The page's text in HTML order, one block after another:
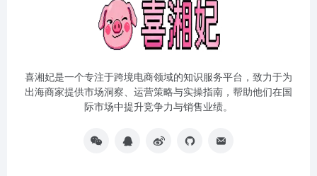
喜湘妃是一个专注于跨境电商领域的知识服务平台，致力于为
出海商家提供市场洞察、运营策略与实操指南，帮助他们在国
际市场中提升竞争力与销售业绩。